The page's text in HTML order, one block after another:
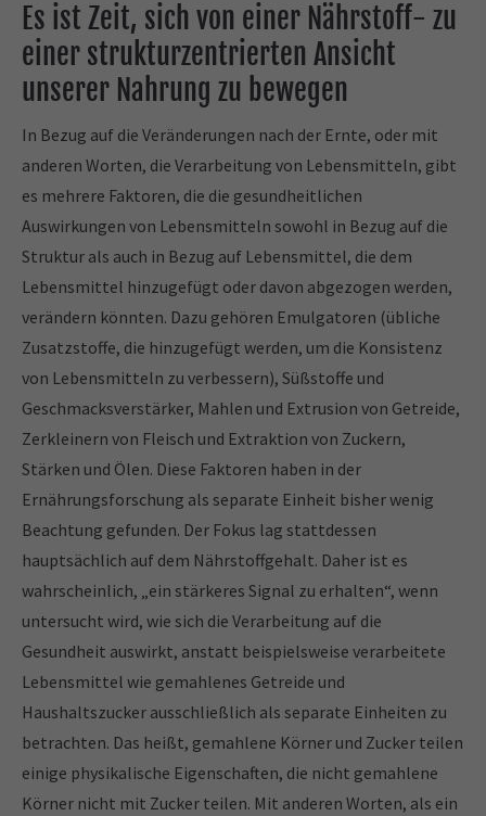
Es ist Zeit, sich von einer Nährstoff- zu
einer strukturzentrierten Ansicht
unserer Nahrung zu bewegen
In Bezug auf die Veränderungen nach der Ernte, oder mit
anderen Worten, die Verarbeitung von Lebensmitteln, gibt
es mehrere Faktoren, die die gesundheitlichen
Auswirkungen von Lebensmitteln sowohl in Bezug auf die
Struktur als auch in Bezug auf Lebensmittel, die dem
Lebensmittel hinzugefügt oder davon abgezogen werden,
verändern könnten. Dazu gehören Emulgatoren (übliche
Zusatzstoffe, die hinzugefügt werden, um die Konsistenz
von Lebensmitteln zu verbessern), Süßstoffe und
Geschmacksverstärker, Mahlen und Extrusion von Getreide,
Zerkleinern von Fleisch und Extraktion von Zuckern,
Stärken und Ölen. Diese Faktoren haben in der
Ernährungsforschung als separate Einheit bisher wenig
Beachtung gefunden. Der Fokus lag stattdessen
hauptsächlich auf dem Nährstoffgehalt. Daher ist es
wahrscheinlich, „ein stärkeres Signal zu erhalten“, wenn
untersucht wird, wie sich die Verarbeitung auf die
Gesundheit auswirkt, anstatt beispielsweise verarbeitete
Lebensmittel wie gemahlenes Getreide und
Haushaltszucker ausschließlich als separate Einheiten zu
betrachten. Das heißt, gemahlene Körner und Zucker teilen
einige physikalische Eigenschaften, die nicht gemahlene
Körner nicht mit Zucker teilen. Mit anderen Worten, als ein